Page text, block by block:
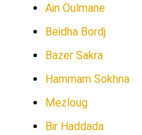
Ain Oulmane
Beidha Bordj
Bazer Sakra
Hammam Sokhna
Mezloug
Bir Haddada